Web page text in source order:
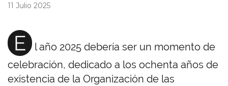
A
pp
a
11 Julio 2025
E
l año 2025 debería ser un momento de
celebración, dedicado a los ochenta años de
existencia de la Organización de las